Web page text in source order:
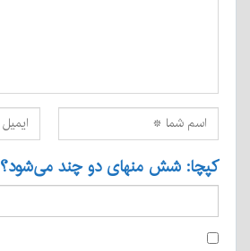
کپچا: شش منهای دو چند می‌شود؟